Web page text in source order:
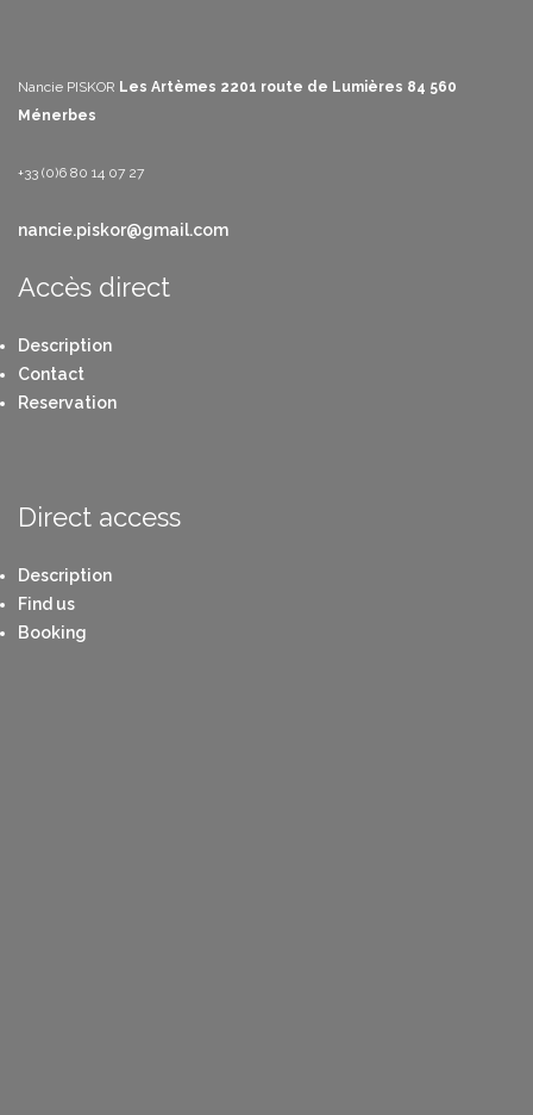
Nancie PISKOR Les Artèmes 2201 route de Lumières 84 560
Ménerbes
+33 (0)6 80 14 07 27
nancie.piskor@gmail.com
Accès direct
Description
Contact
Reservation
Direct access
Description
Find us
Booking